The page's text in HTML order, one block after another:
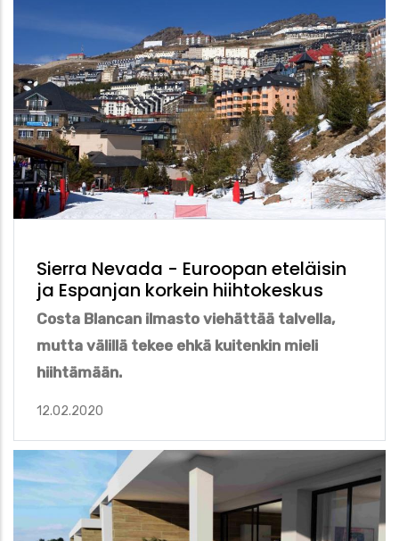
Sierra Nevada - Euroopan eteläisin
ja Espanjan korkein hiihtokeskus
Costa Blancan ilmasto viehättää talvella,
mutta välillä tekee ehkä kuitenkin mieli
hiihtämään.
12.02.2020